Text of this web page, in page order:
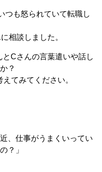
つも怒られていて転職し
相談しました。
Cさんの言葉遣いや話し
？
てみてください。
、仕事がうまくいってい
？」